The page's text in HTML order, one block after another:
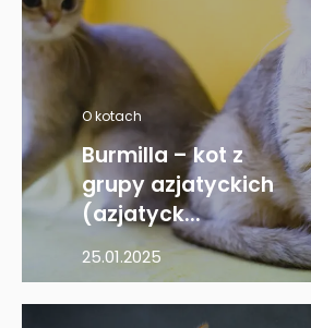
O kotach
Burmilla – kot z
grupy azjatyckich
(azjatyck...
25.01.2025